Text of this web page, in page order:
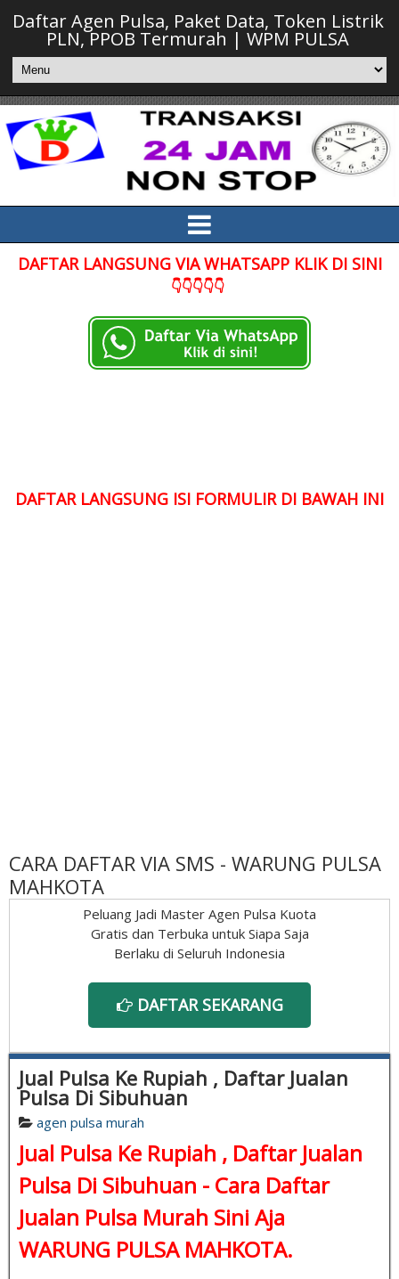
Daftar Agen Pulsa, Paket Data, Token Listrik
PLN, PPOB Termurah | WPM PULSA
DAFTAR LANGSUNG VIA WHATSAPP KLIK DI SINI
👇👇👇👇👇
DAFTAR LANGSUNG ISI FORMULIR DI BAWAH INI
CARA DAFTAR VIA SMS - WARUNG PULSA
MAHKOTA
Peluang Jadi Master Agen Pulsa Kuota
Gratis dan Terbuka untuk Siapa Saja
Berlaku di Seluruh Indonesia
DAFTAR SEKARANG
Jual Pulsa Ke Rupiah , Daftar Jualan
Pulsa Di Sibuhuan
agen pulsa murah
Jual Pulsa Ke Rupiah , Daftar Jualan
Pulsa Di Sibuhuan - Cara Daftar
Jualan Pulsa Murah Sini Aja
WARUNG PULSA MAHKOTA.